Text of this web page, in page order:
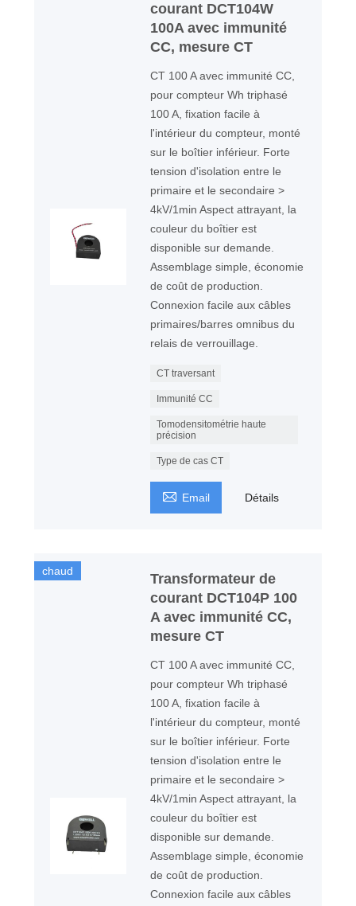
courant DCT104W
100A avec immunité
CC, mesure CT
CT 100 A avec immunité CC,
pour compteur Wh triphasé
100 A, fixation facile à
l'intérieur du compteur, monté
sur le boîtier inférieur. Forte
tension d'isolation entre le
primaire et le secondaire >
4kV/1min Aspect attrayant, la
couleur du boîtier est
disponible sur demande.
Assemblage simple, économie
de coût de production.
Connexion facile aux câbles
primaires/barres omnibus du
relais de verrouillage.
CT traversant
Immunité CC
Tomodensitométrie haute
précision
Type de cas CT
 Email Détails
chaud
Transformateur de
courant DCT104P 100
A avec immunité CC,
mesure CT
CT 100 A avec immunité CC,
pour compteur Wh triphasé
100 A, fixation facile à
l'intérieur du compteur, monté
sur le boîtier inférieur. Forte
tension d'isolation entre le
primaire et le secondaire >
4kV/1min Aspect attrayant, la
couleur du boîtier est
disponible sur demande.
Assemblage simple, économie
de coût de production.
Connexion facile aux câbles